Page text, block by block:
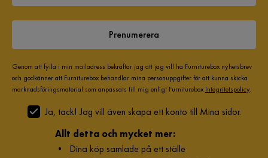
Prenumerera
Genom att fylla i min mailadress bekräftar jag att jag vill ha Furniturebox nyhetsbrev
och godkänner att Furniturebox behandlar mina personuppgifter för att kunna skicka
marknadsföringsmaterial som anpassats till mig enligt Furniturebox Integritetspolicy.
Ja, tack! Jag vill även skapa ett konto till Mina sidor.
Allt detta och mycket mer:
• Dina köp samlade på ett ställe